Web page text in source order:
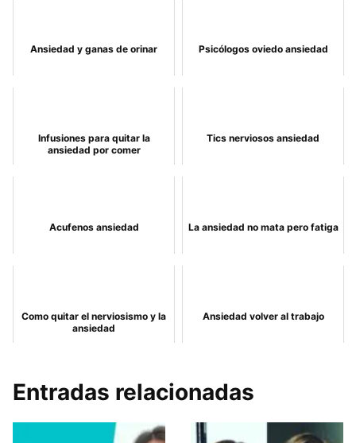
Ansiedad y ganas de orinar Psicólogos oviedo ansiedad
Infusiones para quitar la
ansiedad por comer
Tics nerviosos ansiedad
Acufenos ansiedad La ansiedad no mata pero fatiga
Como quitar el nerviosismo y la
ansiedad
Ansiedad volver al trabajo
Entradas relacionadas